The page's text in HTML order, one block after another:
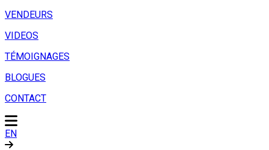
VENDEURS
VIDEOS
TÉMOIGNAGES
BLOGUES
CONTACT
EN